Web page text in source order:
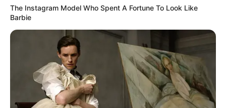
The Instagram Model Who Spent A Fortune To Look Like
Barbie